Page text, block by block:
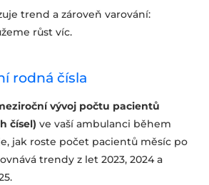
trend a zároveň varování:
růst víc.
rodná čísla
vývoj počtu pacientů
čísel) ve vaší ambulanci během
jak roste počet pacientů měsíc po
trendy z let 2023, 2024 a